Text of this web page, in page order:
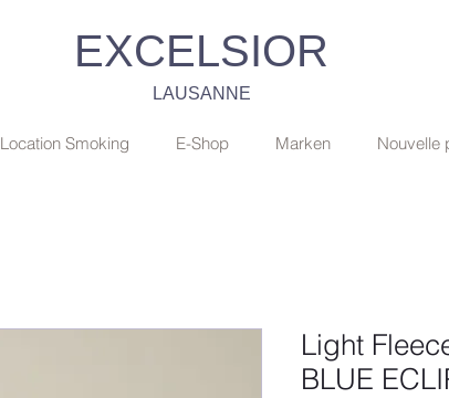
EXCELSIOR
LAUSANNE
Location Smoking E-Shop Marken Nouvelle
Light
BLUE